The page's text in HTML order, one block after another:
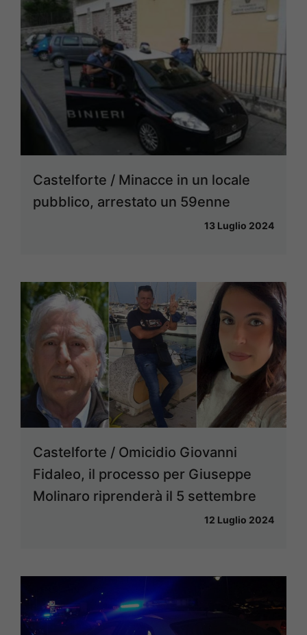
Castelforte / Minacce in un locale
pubblico, arrestato un 59enne
13 Luglio 2024
Castelforte / Omicidio Giovanni
Fidaleo, il processo per Giuseppe
Molinaro riprenderà il 5 settembre
12 Luglio 2024